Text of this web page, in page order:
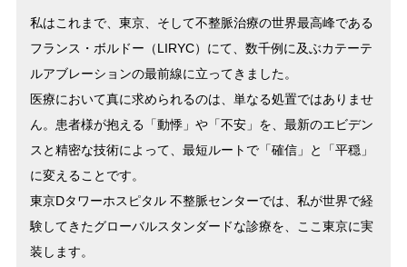
私はこれまで、東京、そして不整脈治療の世界最高峰である
フランス・ボルドー（LIRYC）にて、数千例に及ぶカテーテ
ルアブレーションの最前線に立ってきました。
医療において真に求められるのは、単なる処置ではありませ
ん。患者様が抱える「動悸」や「不安」を、最新のエビデン
スと精密な技術によって、最短ルートで「確信」と「平穏」
に変えることです。
東京Dタワーホスピタル 不整脈センターでは、私が世界で経
験してきたグローバルスタンダードな診療を、ここ東京に実
装します。